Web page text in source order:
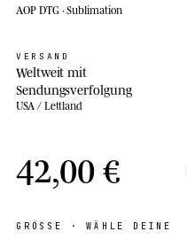
AOP DTG · Sublimation
VERSAND
Weltweit mit
Sendungsverfolgung
USA / Lettland
42,00 €
GRÖSSE · WÄHLE DEINE